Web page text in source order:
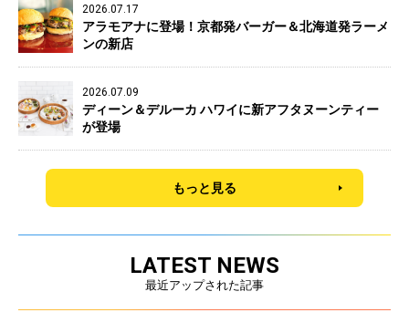
2026.07.17
アラモアナに登場！京都発バーガー＆北海道発ラーメ
ンの新店
2026.07.09
ディーン＆デルーカ ハワイに新アフタヌーンティー
が登場
もっと見る
LATEST NEWS
最近アップされた記事